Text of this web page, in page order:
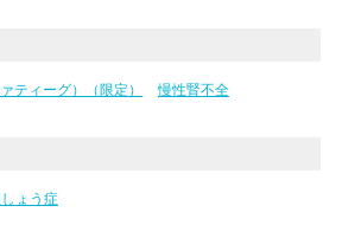
ティーグ）（限定） 慢性腎不全
ょう症